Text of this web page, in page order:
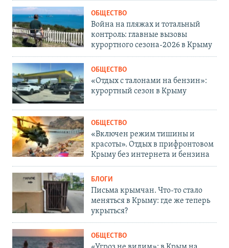
ОБЩЕСТВО
Война на пляжах и тотальный
контроль: главные вызовы
курортного сезона-2026 в Крыму
ОБЩЕСТВО
«Отдых с талонами на бензин»:
курортный сезон в Крыму
ОБЩЕСТВО
«Включен режим тишины и
красоты». Отдых в прифронтовом
Крыму без интернета и бензина
БЛОГИ
Письма крымчан. Что-то стало
меняться в Крыму: где же теперь
укрыться?
ОБЩЕСТВО